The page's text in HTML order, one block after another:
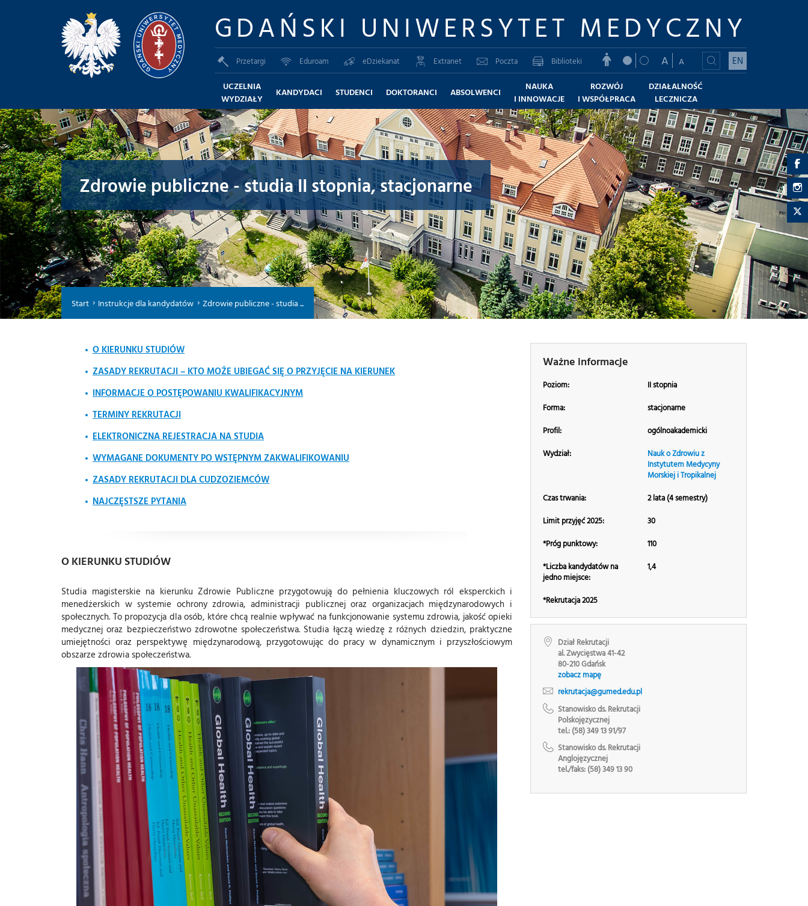
GDAŃSKI UNIWERSYTET MEDYCZNY
Przetargi Eduroam eDziekanat Extranet Poczta Biblioteki A A EN
UCZELNIA
WYDZIAŁY
KANDYDACI STUDENCI DOKTORANCI ABSOLWENCI
NAUKA
I INNOWACJE
ROZWÓJ
I WSPÓŁPRACA
DZIAŁALNOŚĆ
LECZNICZA
-
Zdrowie publiczne - studia II stopnia, stacjonarne
Start Instrukcje dla kandydatów Zdrowie publiczne - studia ...
O KIERUNKU STUDIÓW
ZASADY REKRUTACJI – KTO MOŻE UBIEGAĆ SIĘ O PRZYJĘCIE NA KIERUNEK
INFORMACJE O POSTĘPOWANIU KWALIFIKACYJNYM
TERMINY REKRUTACJI
ELEKTRONICZNA REJESTRACJA NA STUDIA
WYMAGANE DOKUMENTY PO WSTĘPNYM ZAKWALIFIKOWANIU
ZASADY REKRUTACJI DLA CUDZOZIEMCÓW
NAJCZĘSTSZE PYTANIA
O KIERUNKU STUDIÓW
Studia magisterskie na kierunku Zdrowie Publiczne przygotowują do pełnienia kluczowych ról eksperckich i
menedżerskich w systemie ochrony zdrowia, administracji publicznej oraz organizacjach międzynarodowych i
społecznych. To propozycja dla osób, które chcą realnie wpływać na funkcjonowanie systemu zdrowia, jakość opieki
medycznej oraz bezpieczeństwo zdrowotne społeczeństwa. Studia łączą wiedzę z różnych dziedzin, praktyczne
umiejętności oraz perspektywę międzynarodową, przygotowując do pracy w dynamicznym i przyszłościowym
obszarze zdrowia społeczeństwa.
Ważne informacje
Poziom:
II stopnia
Forma:
stacjonarne
Profil:
ogólnoakademicki
Wydział:
Nauk o Zdrowiu z
Instytutem Medycyny
Morskiej i Tropikalnej
Czas trwania:
2 lata (4 semestry)
Limit przyjęć 2025:
30
*Próg punktowy:
110
*Liczba kandydatów na
jedno miejsce:
1,4
*Rekrutacja 2025
Dział Rekrutacji
al. Zwycięstwa 41-42
80-210 Gdańsk
zobacz mapę
rekrutacja@gumed.edu.pl
Stanowisko ds. Rekrutacji
Polskojęzycznej
tel.: (58) 349 13 91/97
Stanowisko ds. Rekrutacji
Anglojęzycznej
tel./faks: (58) 349 13 90